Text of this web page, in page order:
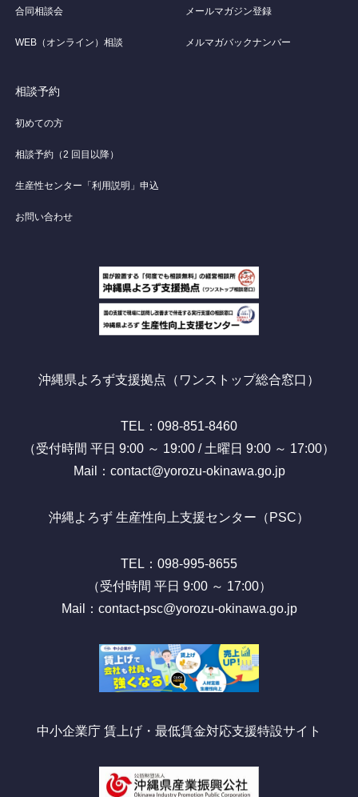
合同相談会
WEB（オンライン）相談
メールマガジン登録
メルマガバックナンバー
相談予約
初めての方
相談予約（2 回目以降）
生産性センター「利用説明」申込
お問い合わせ
沖縄県よろず支援拠点（ワンストップ総合窓口）
TEL：098-851-8460
（受付時間 平日 9:00 ～ 19:00 / 土曜日 9:00 ～ 17:00）
Mail：contact@yorozu-okinawa.go.jp
沖縄よろず 生産性向上支援センター（PSC）
TEL：098-995-8655
（受付時間 平日 9:00 ～ 17:00）
Mail：contact-psc@yorozu-okinawa.go.jp
中小企業庁 賃上げ・最低賃金対応支援特設サイト